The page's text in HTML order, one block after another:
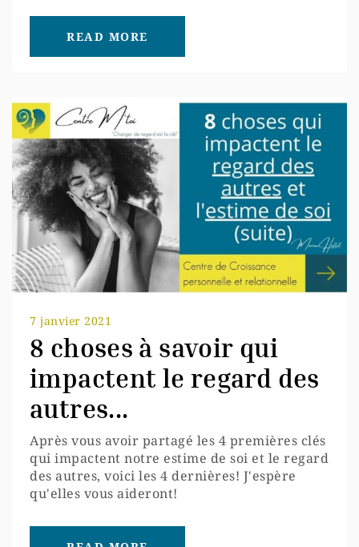
READ MORE
7 janvier 2021
8 choses à savoir qui
impactent le regard des
autres...
Après vous avoir partagé les 4 premières clés
qui impactent notre estime de soi et le regard
des autres, voici les 4 dernières! J'espère
qu'elles vous aideront!